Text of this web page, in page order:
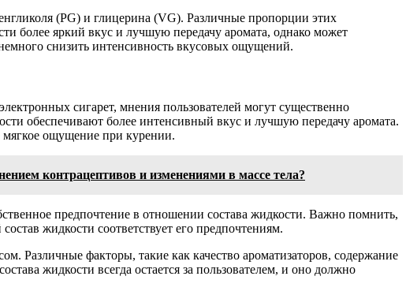
(PG) и глицерина (VG). Различные пропорции этих
более яркий вкус и лучшую передачу аромата, однако может
снизить интенсивность вкусовых ощущений.
сигарет, мнения пользователей могут существенно
обеспечивают более интенсивный вкус и лучшую передачу аромата.
мягкое ощущение при курении.
контрацептивов и изменениями в массе тела?
предпочтение в отношении состава жидкости. Важно помнить,
жидкости соответствует его предпочтениям.
Различные факторы, такие как качество ароматизаторов, содержание
жидкости всегда остается за пользователем, и оно должно